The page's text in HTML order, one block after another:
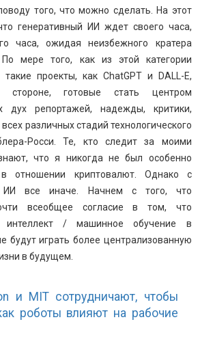
того, что можно сделать. На этот
генеративный ИИ ждет своего часа,
часа, ожидая неизбежного кратера
По мере того, как из этой категории
такие проекты, как ChatGPT и DALL-E,
стороне, готовые стать центром
дух репортажей, надежды, критики,
различных стадий технологического
Росси. Те, кто следит за моими
что я никогда не был особенно
в отношении криптовалют. Однако с
ИИ все иначе. Начнем с того, что
всеобщее согласие в том, что
интеллект / машинное обучение в
будут играть более централизованную
в будущем.
и MIT сотрудничают, чтобы
роботы влияют на рабочие